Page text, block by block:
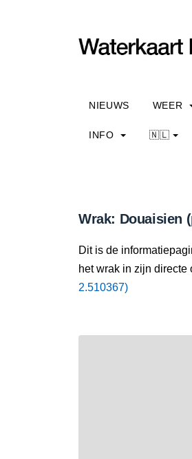
NIEUWS WEER
INFO 🇳🇱
Wrak: Douaisien
Dit is de
het wrak in zijn
2.510367)